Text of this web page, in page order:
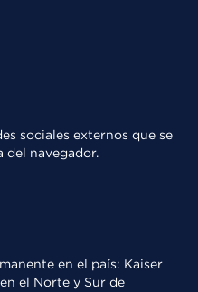
sociales externos que se
del navegador.
en el país: Kaiser
el Norte y Sur de